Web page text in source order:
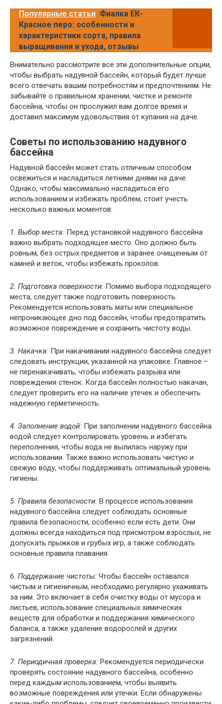
Популярные статьи Фиалка ЕК-
Красное перо: особенности и
характеристики сорта, правила
выращивания и ухода, отзывы
Внимательно рассмотрите все эти дополнительные опции,
чтобы выбрать надувной бассейн, который будет лучше
всего отвечать вашим потребностям и предпочтениям. Не
забывайте о правильном хранении, чистке и ремонте
бассейна, чтобы он прослужил вам долгое время и
доставил максимум удовольствия от купания на даче.
Советы по использованию надувного
бассейна
Надувной бассейн может стать отличным способом
освежиться и насладиться летними днями на даче.
Однако, чтобы максимально насладиться его
использованием и избежать проблем, стоит учесть
несколько важных моментов:
1. Выбор места: Перед установкой надувного бассейна
важно выбрать подходящее место. Оно должно быть
ровным, без острых предметов и заранее очищенным от
камней и веток, чтобы избежать проколов.
2. Подготовка поверхности: Помимо выбора подходящего
места, следует также подготовить поверхность.
Рекомендуется использовать маты или специальное
непроникающее дно под бассейн, чтобы предотвратить
возможное повреждение и сохранить чистоту воды.
3. Накачка: При накачивании надувного бассейна следует
следовать инструкции, указанной на упаковке. Главное –
не перенакачивать, чтобы избежать разрыва или
повреждения стенок. Когда бассейн полностью накачан,
следует проверить его на наличие утечек и обеспечить
надежную герметичность.
4. Заполнение водой: При заполнении надувного бассейна
водой следует контролировать уровень и избегать
переполнения, чтобы вода не вылилась наружу при
использовании. Также важно использовать чистую и
свежую воду, чтобы поддерживать оптимальный уровень
гигиены.
5. Правила безопасности: В процессе использования
надувного бассейна следует соблюдать основные
правила безопасности, особенно если есть дети. Они
должны всегда находиться под присмотром взрослых, не
допускать прыжков и грубых игр, а также соблюдать
основные правила плавания.
6. Поддержание чистоты: Чтобы бассейн оставался
чистым и гигиеничным, необходимо регулярно ухаживать
за ним. Это включает в себя очистку воды от мусора и
листьев, использование специальных химических
веществ для обработки и поддержания химического
баланса, а также удаление водорослей и других
загрязнений.
7. Периодичная проверка: Рекомендуется периодически
проверять состояние надувного бассейна, особенно
перед каждым использованием, чтобы выявить
возможные повреждения или утечки. Если обнаружены